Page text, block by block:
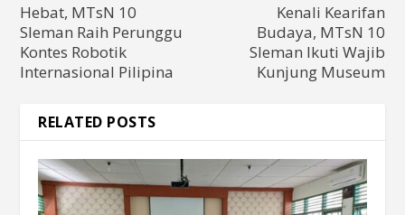
Hebat, MTsN 10
Sleman Raih Perunggu
Kontes Robotik
Internasional Pilipina
Kenali Kearifan
Budaya, MTsN 10
Sleman Ikuti Wajib
Kunjung Museum
RELATED POSTS